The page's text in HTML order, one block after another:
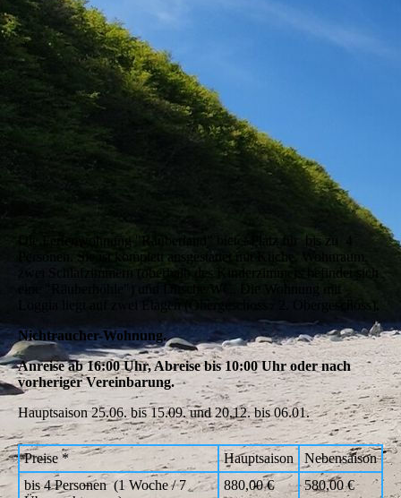
Die Ferienwohnung "Räuberland" bietet Platz für bis zu 4
Personen. Sie ist komplett ausgestattet mit Küche, Wohnraum,
zwei Schlafzimmern (oberhalb des Kinderzimmers befindet sich
eine "Räuberhöhle") und Dusche/WC. Die Wohnung mit
Loggia liegt auf zwei Etagen (Obergeschoss / 2. Obergeschoss).
Nichtraucher-Wohnung.
Anreise ab 16:00 Uhr, Abreise bis 10:00 Uhr oder nach
vorheriger Vereinbarung.
Hauptsaison 25.06. bis 15.09. und 20.12. bis 06.01.
Preise * Hauptsaison
Nebensaison
bis 4 Personen (1 Woche / 7
880,00 € 580,00 €